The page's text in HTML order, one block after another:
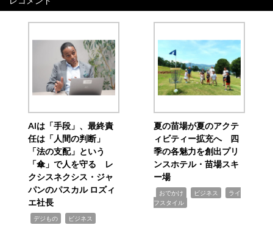
AIは「手段」、最終責
任は「人間の判断」
「法の支配」という
「傘」で人を守る レ
クシスネクシス・ジャ
パンのパスカル ロズィ
エ社長
デジもの ビジネス
夏の苗場が夏のアクテ
ィビティー拡充へ 四
季の各魅力を創出プリ
ンスホテル・苗場スキ
ー場
おでかけ ビジネス
ライ
フスタイル